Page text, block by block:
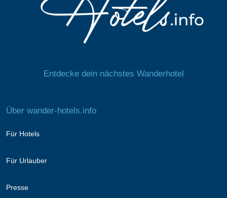
Entdecke dein nächstes Wanderhotel
Über wander-hotels.info
Für Hotels
Für Urlauber
Presse